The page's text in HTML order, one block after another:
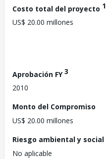
Costo total del proyecto 1
US$ 20.00 millones
Aprobación FY3
2010
Monto del Compromiso
US$ 20.00 millones
Riesgo ambiental y social
No aplicable